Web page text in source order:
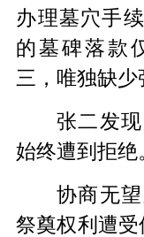
办理墓穴手
的墓碑落款
三，唯独缺少
张二发
始终遭到拒绝
协商无
祭奠权利遭